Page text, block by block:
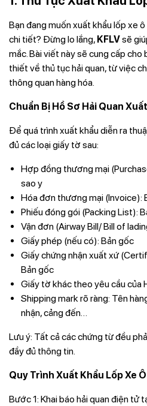
Bạn đang muốn xuất khẩu lốp xe
chi tiết? Đừng lo lắng, KFLVsẽ
mắc. Bài viết này sẽ cung cấp cho
thiết về thủ tục hải quan, từ việc
thông quan hàng hóa.
Chuẩn Bị Hồ Sơ Hải Quan
Để quá trình xuất khẩu diễn ra
đủ các loại giấy tờ sau:
Hợp đồng thương mại
sao y
Hóa đơn thương mại (Invoice):
Phiếu đóng gói (Packing List):
Vận đơn (Airway Bill/ Bill of
Giấy phép (nếu có): Bản gốc
Giấy chứng nhận xuất xứ
Bản gốc
Giấy tờ khác theo yêu cầu của
Shipping mark rõ ràng: Tên
nhận, cảng đến…
Lưu ý: Tất cả các chứng từ đều
đầy đủ thông tin.
Quy Trình Xuất Khẩu Lốp Xe
Bước 1: Khai báo hải quan điện tử